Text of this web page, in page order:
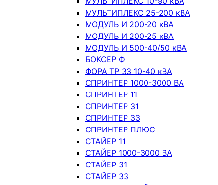
МУЛЬТИПЛЕКС 25-200 кВА
МОДУЛЬ И 200-20 кВА
МОДУЛЬ И 200-25 кВА
МОДУЛЬ И 500-40/50 кВА
БОКСЕР Ф
ФОРА ТР 33 10-40 кВА
СПРИНТЕР 1000-3000 ВА
СПРИНТЕР 11
СПРИНТЕР 31
СПРИНТЕР 33
СПРИНТЕР ПЛЮС
СТАЙЕР 11
СТАЙЕР 1000-3000 ВА
СТАЙЕР 31
СТАЙЕР 33